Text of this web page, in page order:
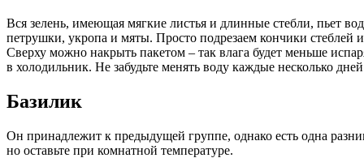
Вся зелень, имеющая мягкие листья и длинные стебли, пьет
петрушки, укропа и мяты. Просто подрезаем кончики стеблей
Сверху можно накрыть пакетом – так влага будет меньше
в холодильник. Не забудьте менять воду каждые несколько
Базилик
Он принадлежит к предыдущей группе, однако есть одна
но оставьте при комнатной температуре.